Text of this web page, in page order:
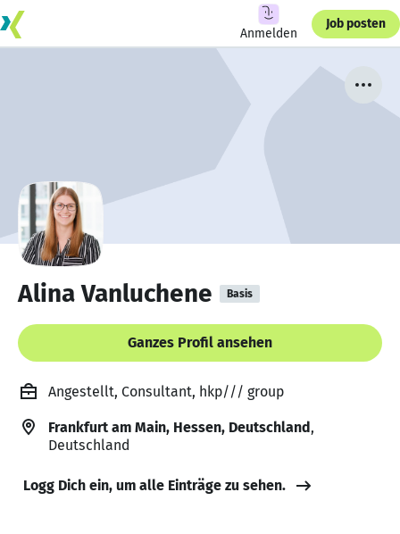
Anmelden
Job posten
Alina Vanluchene Basis
Ganzes Profil ansehen
Angestellt, Consultant, hkp/// group
Frankfurt am Main, Hessen, Deutschland,
Deutschland
Logg Dich ein, um alle Einträge zu sehen.